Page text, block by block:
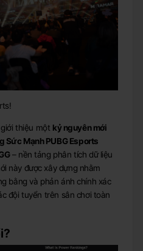
thiệu một kỷ nguyên mới
Sức Mạnh PUBG Esports
– nền tảng phân tích dữ liệu
này được xây dựng nhằm
bằng và phản ánh chính xác
đội tuyển trên sân chơi toàn